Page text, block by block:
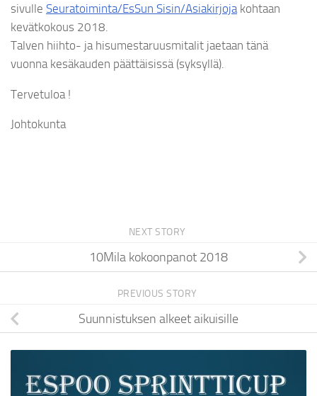
sivulle Seuratoiminta/EsSun Sisin/Asiakirjoja kohtaan
kevätkokous 2018.
Talven hiihto- ja hisumestaruusmitalit jaetaan tänä
vuonna kesäkauden päättäisissä (syksyllä).
Tervetuloa !
Johtokunta
NEXT STORY
10Mila kokoonpanot 2018
PREVIOUS STORY
Suunnistuksen alkeet aikuisille